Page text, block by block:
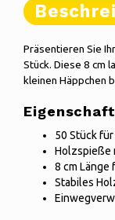
Präsentieren Sie
Stück. Diese 8 cm
kleinen Häppchen
50 Stück
Holzspieße
8 cm Länge
Stabiles